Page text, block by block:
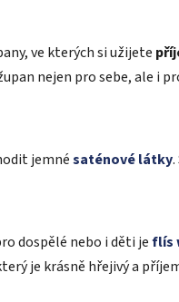
ve kterých si užijete
nejen pro sebe, ale i
jemnésaténové látky
dospělé nebo i děti jeflís
je krásně hřejivý a